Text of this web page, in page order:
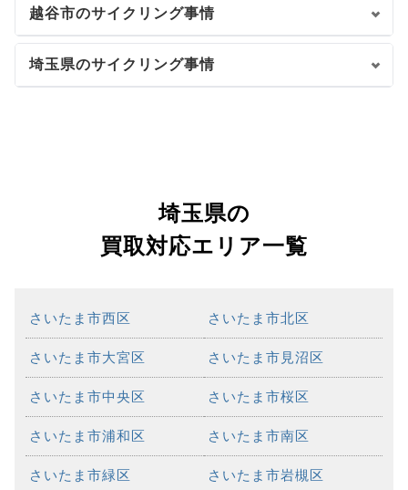
越谷市のサイクリング事情
埼玉県のサイクリング事情
埼玉県の
買取対応エリア一覧
さいたま市西区 さいたま市北区
さいたま市大宮区 さいたま市見沼区
さいたま市中央区 さいたま市桜区
さいたま市浦和区 さいたま市南区
さいたま市緑区 さいたま市岩槻区